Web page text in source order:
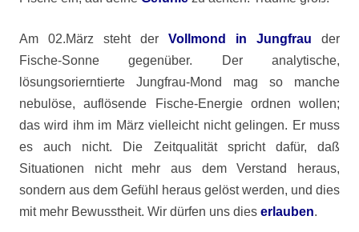
Am 02.März steht der Vollmond in Jungfrau der
Fische-Sonne gegenüber. Der analytische,
lösungsorierntierte Jungfrau-Mond mag so manche
nebulöse, auflösende Fische-Energie ordnen wollen;
das wird ihm im März vielleicht nicht gelingen. Er muss
es auch nicht. Die Zeitqualität spricht dafür, daß
Situationen nicht mehr aus dem Verstand heraus,
sondern aus dem Gefühl heraus gelöst werden, und dies
mit mehr Bewusstheit. Wir dürfen uns dies erlauben.